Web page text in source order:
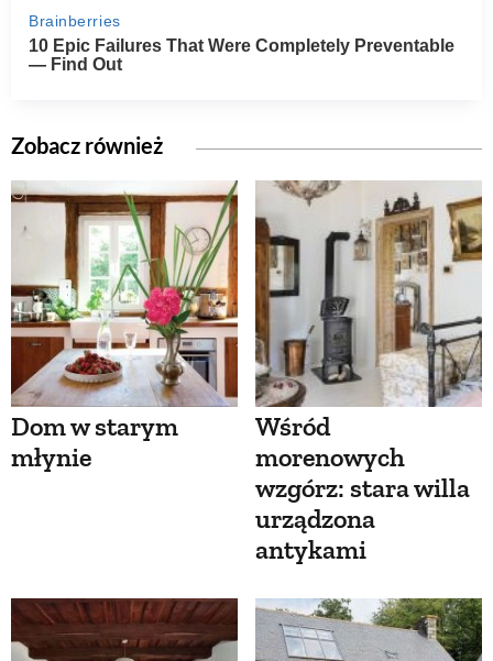
Zobacz również
Dom w starym
młynie
Wśród
morenowych
wzgórz: stara willa
urządzona
antykami